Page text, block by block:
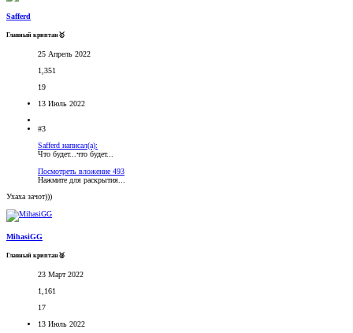
Safferd
Главный криптан🥇
25 Апрель 2022
1,351
19
13 Июль 2022
#3
Safferd написал(а):
Что будет...что будет...
Посмотреть вложение 493
Нажмите для раскрытия...
Ухаха зачот)))
MihasiGG
Главный криптан🥈
23 Март 2022
1,161
17
13 Июль 2022